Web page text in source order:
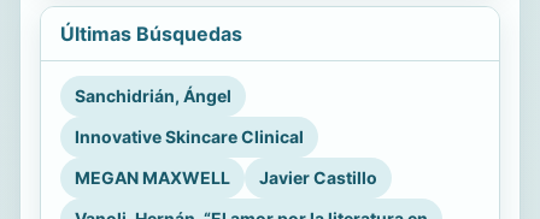
Últimas Búsquedas
Sanchidrián, Ángel
Innovative Skincare Clinical
MEGAN MAXWELL
Javier Castillo